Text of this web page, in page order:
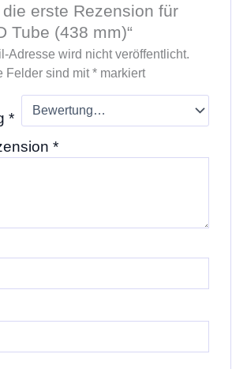
erste Rezension für
Tube (438 mm)“
Adresse wird nicht veröffentlicht.
Felder sind mit*markiert
*
*